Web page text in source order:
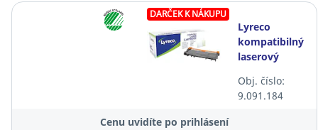
DARČEK K NÁKUPU
Lyreco
kompatibilný
laserový
TN2320,
čierny
Obj. číslo:
9.091.184
Cenu uvidíte po prihlásení